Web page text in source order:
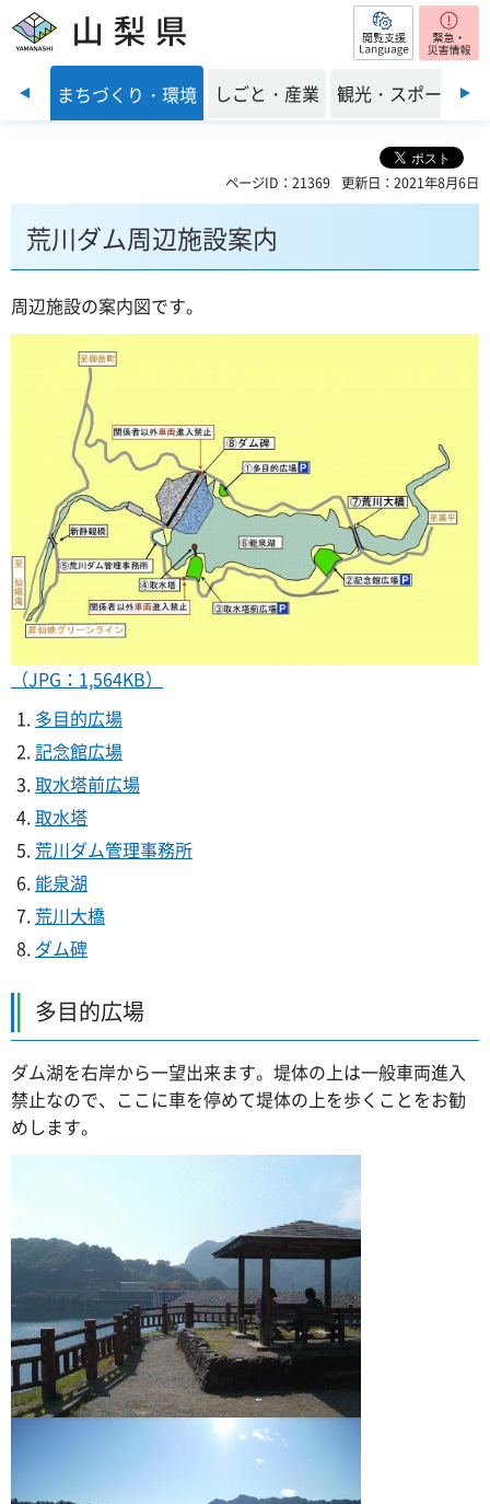
山梨県 閲覧支援
祉 まちづくり・環境 しごと・産業 観光・スポーツ
ページID：21369 更新日：2021年8月6日
荒川ダム周辺施設案内
周辺施設の案内図です。
（JPG：1,564KB）
多目的広場
記念館広場
取水塔前広場
取水塔
荒川ダム管理事務所
能泉湖
荒川大橋
ダム碑
多目的広場
ダム湖を右岸から一望出来ます。堤体の上は一般車両進入
禁止なので、ここに車を停めて堤体の上を歩くことをお勧
めします。